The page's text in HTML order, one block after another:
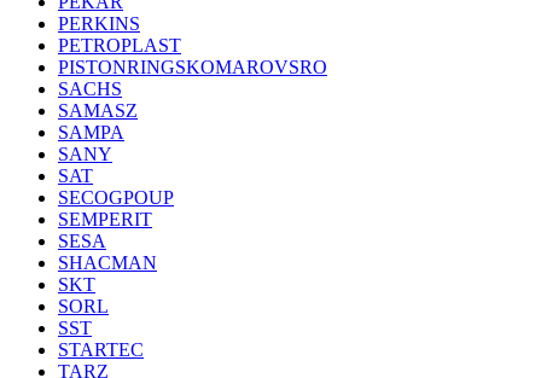
PERKINS
PETROPLAST
PISTONRINGSKOMAROVSRO
SACHS
SAMASZ
SAMPA
SANY
SAT
SECOGPOUP
SEMPERIT
SESA
SHACMAN
SKT
SORL
SST
STARTEC
TARZ